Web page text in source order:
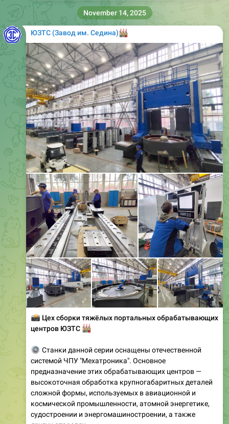
ЮЗТС (Завод им. Седина)
🏭
Цех сборки тяжёлых портальных обрабатывающих
центров ЮЗТС
🏭
Станки данной серии оснащены отечественной
системой ЧПУ "Мехатроника". Основное
предназначение этих обрабатывающих центров —
высокоточная обработка крупногабаритных деталей
сложной формы, используемых в авиационной и
космической промышленности, атомной энергетике,
судостроении и энергомашиностроении, а также
November 14, 2025